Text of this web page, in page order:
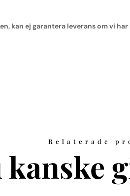
kan ej garantera leverans om vi
Relaterade
kanske